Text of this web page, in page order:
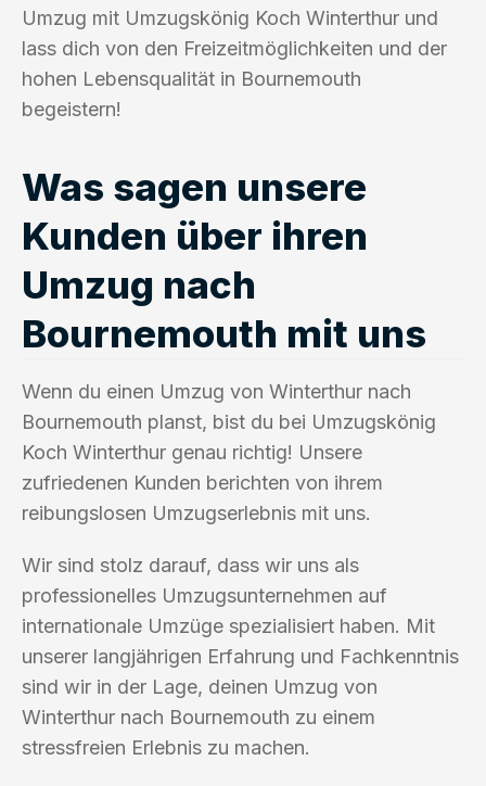
Umzug mit Umzugskönig Koch Winterthur und
lass dich von den Freizeitmöglichkeiten und der
hohen Lebensqualität in Bournemouth
begeistern!
Was sagen unsere
Kunden über ihren
Umzug nach
Bournemouth mit uns
Wenn du einen Umzug von Winterthur nach
Bournemouth planst, bist du bei Umzugskönig
Koch Winterthur genau richtig! Unsere
zufriedenen Kunden berichten von ihrem
reibungslosen Umzugserlebnis mit uns.
Wir sind stolz darauf, dass wir uns als
professionelles Umzugsunternehmen auf
internationale Umzüge spezialisiert haben. Mit
unserer langjährigen Erfahrung und Fachkenntnis
sind wir in der Lage, deinen Umzug von
Winterthur nach Bournemouth zu einem
stressfreien Erlebnis zu machen.